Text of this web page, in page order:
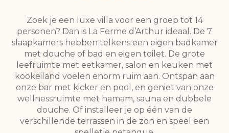
Zoek je een luxe villa voor een groep tot 14
personen? Dan is La Ferme d’Arthur ideaal. De 7
slaapkamers hebben telkens een eigen badkamer
met douche of bad en eigen toilet. De grote
leefruimte met eetkamer, salon en keuken met
kookeiland voelen enorm ruim aan. Ontspan aan
onze bar met kicker en pool, en geniet van onze
wellnessruimte met hamam, sauna en dubbele
douche. Of installeer je op één van de
verschillende terrassen in de zon en speel een